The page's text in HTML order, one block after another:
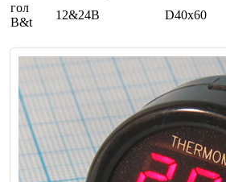
гол
В&t
12&24В D40x60